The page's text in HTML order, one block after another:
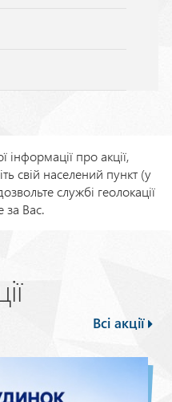
інформації про акції,
свій населений пункт (у
службі геолокації
за Вас.
Всі акції